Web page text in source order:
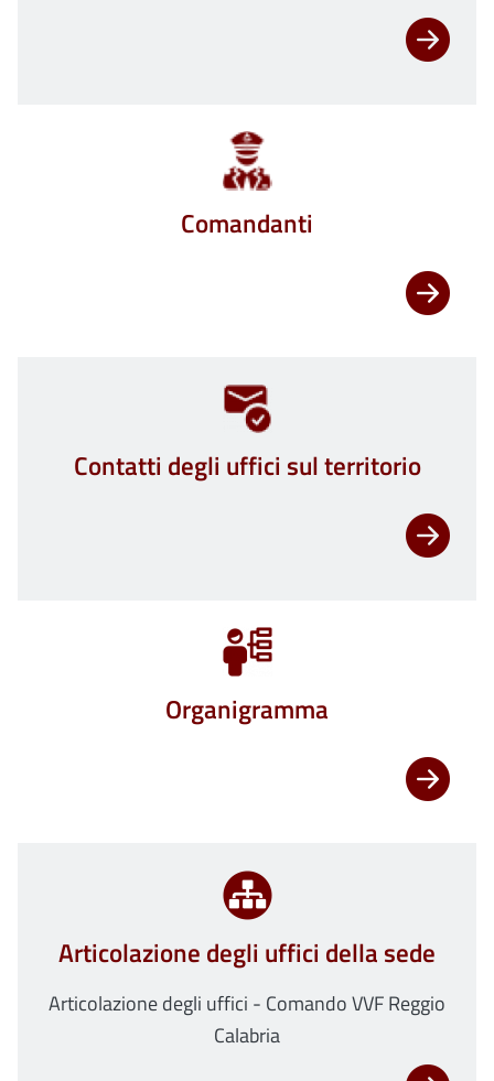
Comandanti
Contatti degli uffici sul territorio
Organigramma
Articolazione degli uffici della sede
Articolazione degli uffici - Comando VVF Reggio
Calabria